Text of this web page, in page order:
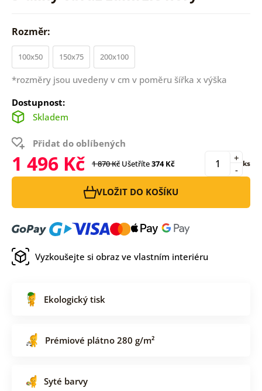
Rozměr:
100x50 150x75 200x100
*rozměry jsou uvedeny v cm v poměru šířka x výška
Dostupnost:
Skladem
Přidat do oblíbených
1 496 Kč 1 870 Kč Ušetříte374 Kč -
+ ks
VLOŽIT DO KOŠÍKU
Vyzkoušejte si obraz ve vlastním interiéru
Ekologický tisk
Prémiové plátno 280 g/m²
Syté barvy